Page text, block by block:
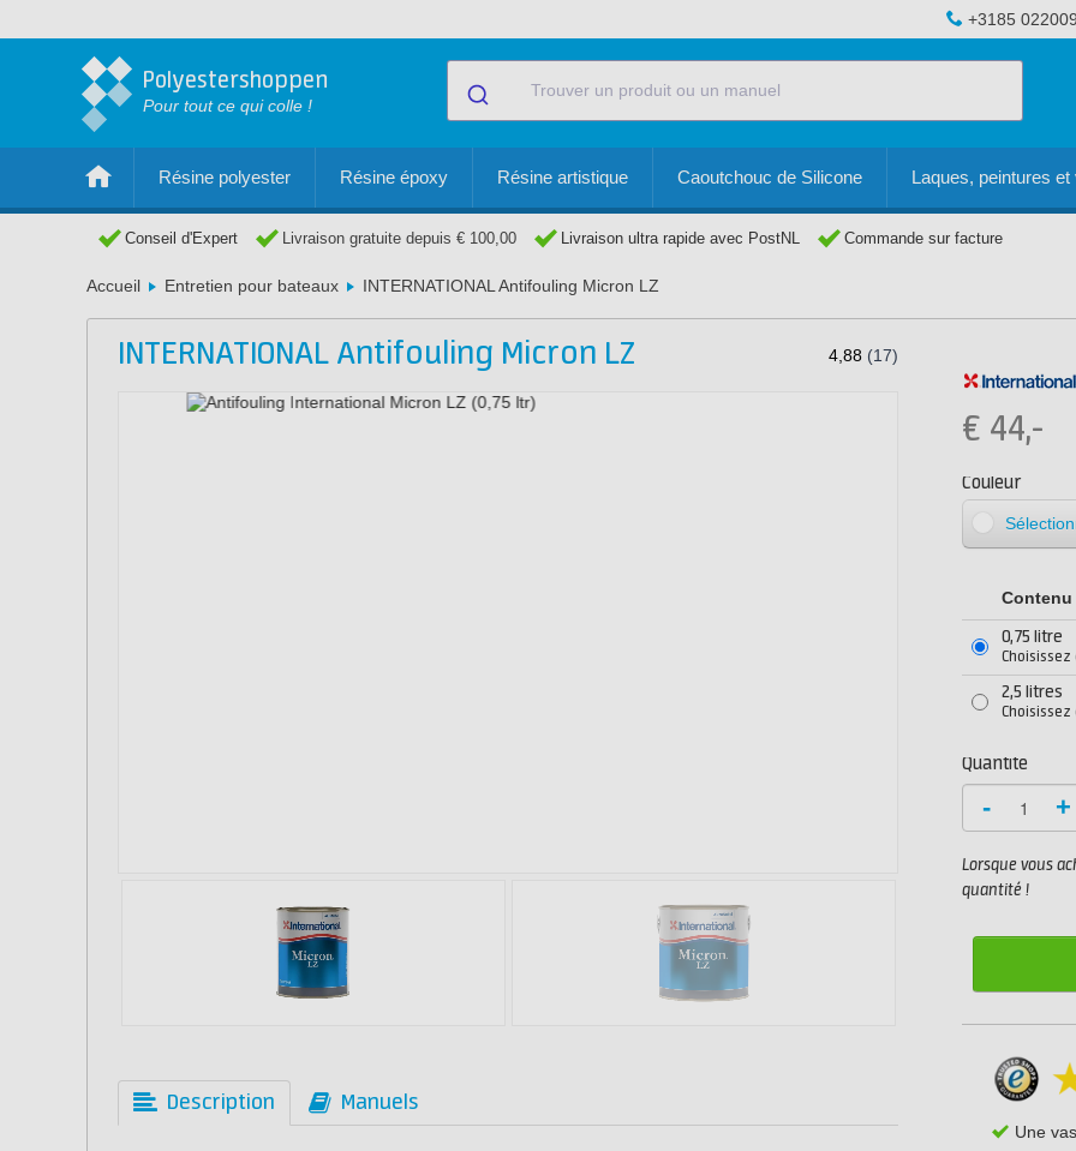
+3185
Polyestershoppen
Pour tout ce qui colle !
Résine polyester Résine époxy Résine artistique Caoutchouc de Silicone Laques, peintures et
Conseil d'Expert Livraison gratuite depuis € 100,00 Livraison ultra rapide avec PostNL Commande sur facture
Accueil Entretien pour bateaux INTERNATIONAL Antifouling Micron LZ
INTERNATIONAL Antifouling Micron LZ
Description Manuels
€ 44,-
Couleur
Contenu
0,75 litre
2,5 litres
Quantité
- +
Lorsque vous
quantité !
Une